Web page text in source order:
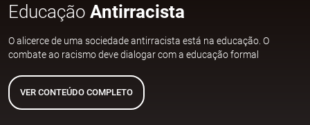
Educação Antirracista
O alicerce de uma sociedade antirracista está na educação. O
combate ao racismo deve dialogar com a educação formal
VER CONTEÚDO COMPLETO